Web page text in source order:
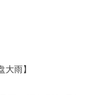
大雨】